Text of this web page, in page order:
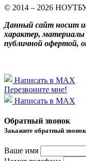
© 2014 – 2026
Данный сайт носит
характер,
публичной офертой,
Написать в MAX
Перезвоните мне!
Написать в MAX
Обратный звонок
Закажите обратный
Ваше имя